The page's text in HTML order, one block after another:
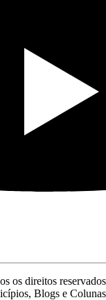
os direitos
Blogs e Colunas